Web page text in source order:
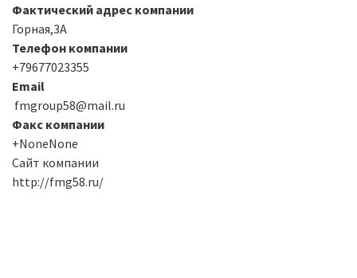
Фактический адрес компании
Горная,3А
Телефон компании
+79677023355
Email
fmgroup58@mail.ru
Факс компании
+NoneNone
Сайт компании
http://fmg58.ru/